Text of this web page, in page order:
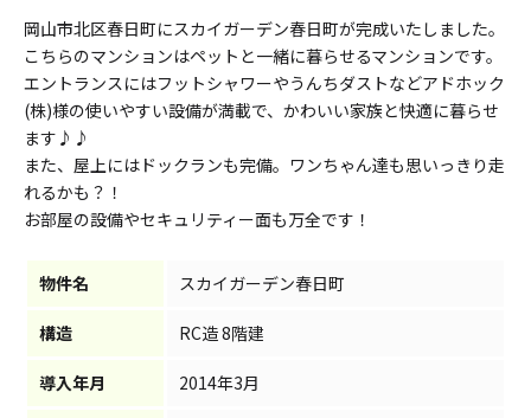
岡山市北区春日町にスカイガーデン春日町が完成いたしました。
こちらのマンションはペットと一緒に暮らせるマンションです。
エントランスにはフットシャワーやうんちダストなどアドホック
(株)様の使いやすい設備が満載で、かわいい家族と快適に暮らせ
ます♪♪
また、屋上にはドックランも完備。ワンちゃん達も思いっきり走
れるかも？！
お部屋の設備やセキュリティー面も万全です！
物件名 スカイガーデン春日町
構造 RC造 8階建
導入年月 2014年3月